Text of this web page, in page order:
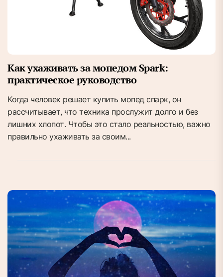
Как ухаживать за мопедом Spark:
практическое руководство
Когда человек решает купить мопед спарк, он
рассчитывает, что техника прослужит долго и без
лишних хлопот. Чтобы это стало реальностью, важно
правильно ухаживать за своим...